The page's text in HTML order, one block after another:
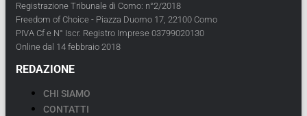
Registrazione Tribunale di Como: n°2/2018
Freedom of Choice - Piazza Duomo 17, 22100 Como
PIVA Cf e N° Iscr. Registro Imprese 03799020130
Online dal 14 febbraio 2018
REDAZIONE
CHI SIAMO
CONTATTI